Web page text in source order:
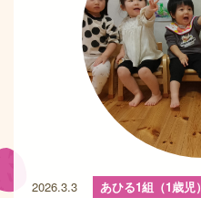
2026.3.3 あひる1組（1歳児）